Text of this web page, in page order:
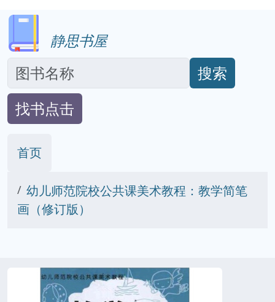
静思书屋
搜索
找书点击
首页
幼儿师范院校公共课美术教程：教学简笔
画（修订版）